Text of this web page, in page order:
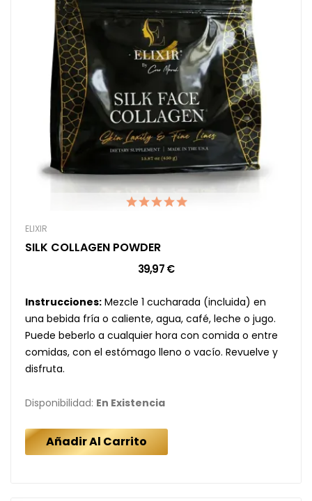
ELIXIR
SILK COLLAGEN POWDER
39,97 €
Instrucciones: Mezcle 1 cucharada (incluida) en
una bebida fría o caliente, agua, café, leche o jugo.
Puede beberlo a cualquier hora con comida o entre
comidas, con el estómago lleno o vacío. Revuelve y
disfruta.
Disponibilidad: En Existencia
Añadir Al Carrito